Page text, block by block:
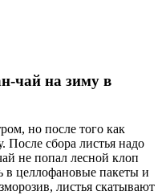
чай на зиму в
но после того как
После сбора листья надо
не попал лесной клоп
в целлофановые пакеты и
листья скатывают